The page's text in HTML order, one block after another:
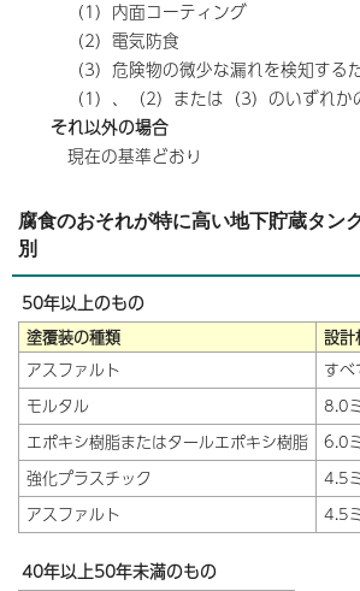
（1）内面コーティング
（2）電気防食
（3）危険物の微少な漏れを検知する
（1）、（2）または（3）のいずれか
それ以外の場合
現在の基準どおり
腐食のおそれが特に高い地下貯蔵タ
別
50年以上のもの
塗覆装の種類
設計
アスファルト
す
モルタル
8.0
エポキシ樹脂またはタールエポキシ樹脂
6.0
強化プラスチック
4.5
アスファルト
4.5
40年以上50年未満のもの